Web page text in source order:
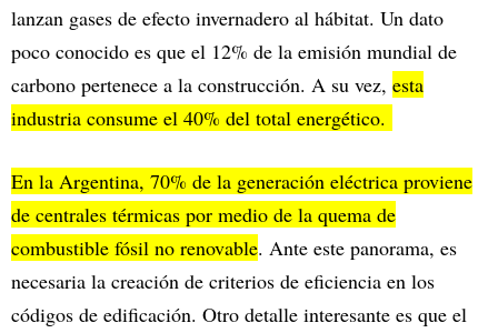
lanzan gases de efecto invernadero al hábitat. Un dato
poco conocido es que el 12% de la emisión mundial de
carbono pertenece a la construcción. A su vez, esta
industria consume el 40% del total energético.
En la Argentina, 70% de la generación eléctrica proviene
de centrales térmicas por medio de la quema de
combustible fósil no renovable. Ante este panorama, es
necesaria la creación de criterios de eficiencia en los
códigos de edificación. Otro detalle interesante es que el